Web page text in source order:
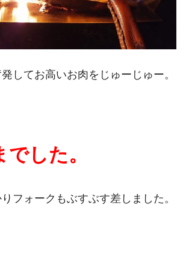
してお高いお肉をじゅーじゅー。
した。
フォークもぶすぶす差しました。